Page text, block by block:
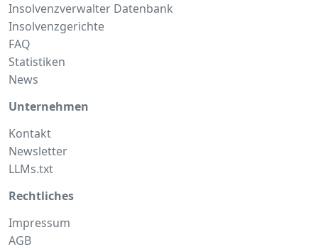
Insolvenzverwalter Datenbank
Insolvenzgerichte
FAQ
Statistiken
News
Unternehmen
Kontakt
Newsletter
LLMs.txt
Rechtliches
Impressum
AGB